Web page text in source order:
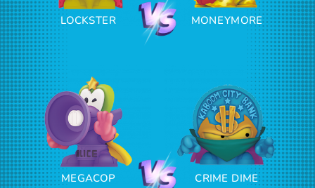
LOCKSTER MONEYMORE
MEGACOP CRIME DIME